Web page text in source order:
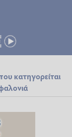
κατηγορείται